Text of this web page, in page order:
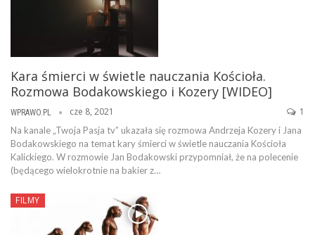
Kara śmierci w świetle nauczania Kościoła.
Rozmowa Bodakowskiego i Kozery [WIDEO]
WPRAWO.PL cze 8, 2021 1
Na kanale „Twoja Pasja tv” ukazała się rozmowa Andrzeja Kozery i Jana
Bodakowskiego na temat kary śmierci w świetle nauczania Kościoła
Kalickiego. W rozmowie Jan Bodakowski przypomniał, że na polecenie
(będącego wielokrotnie na bakier z…
FILMY